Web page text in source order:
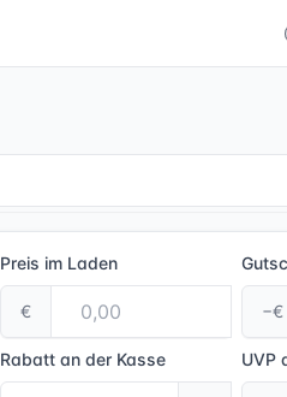
Preis im Laden
€ −€
Rabatt an der Kasse UVP